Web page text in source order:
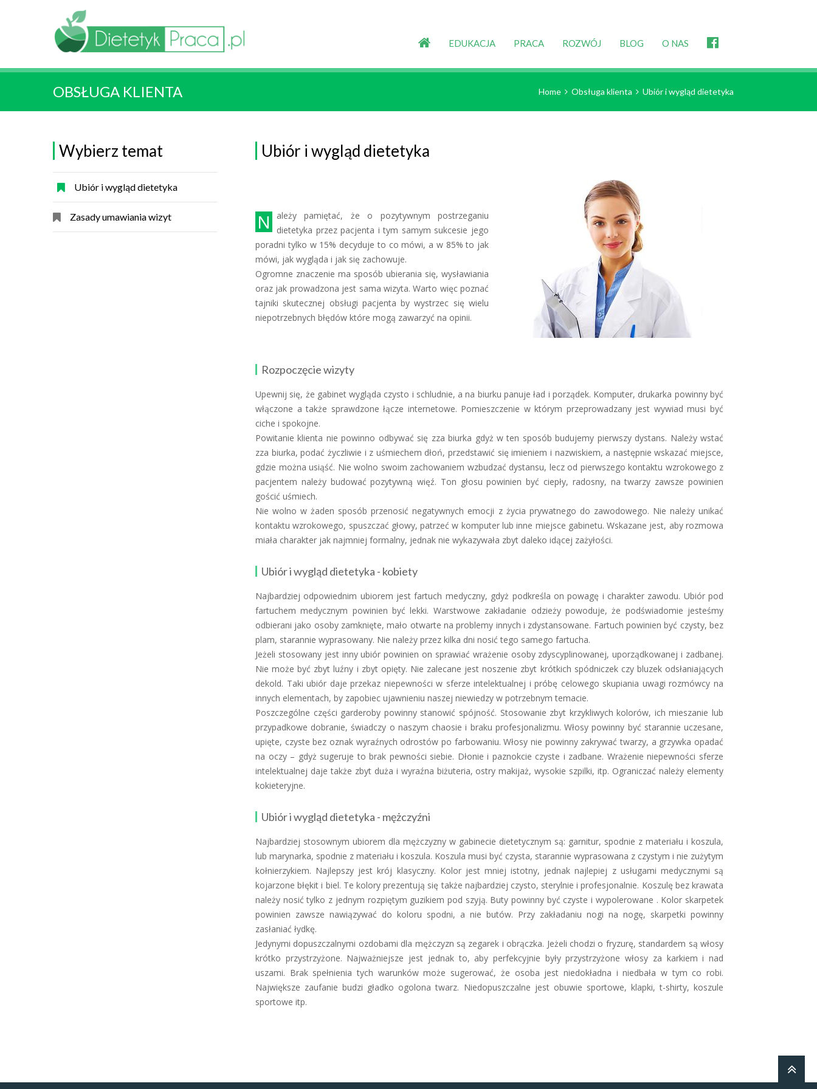
EDUKACJA PRACA ROZWÓJ BLOG O NAS
OBSŁUGA KLIENTA Home Obsługa klienta Ubiór i wygląd dietetyka
Wybierz temat
Ubiór i wygląd dietetyka
Zasady umawiania wizyt
Ubiór i wygląd dietetyka
Należy pamiętać, że o pozytywnym postrzeganiu
dietetyka przez pacjenta i tym samym sukcesie jego
poradni tylko w 15% decyduje to co mówi, a w 85% to jak
mówi, jak wygląda i jak się zachowuje.
Ogromne znaczenie ma sposób ubierania się, wysławiania
oraz jak prowadzona jest sama wizyta. Warto więc poznać
tajniki skutecznej obsługi pacjenta by wystrzec się wielu
niepotrzebnych błędów które mogą zawarzyć na opinii.
Rozpoczęcie wizyty
Upewnij się, że gabinet wygląda czysto i schludnie, a na biurku panuje ład i porządek. Komputer, drukarka powinny być
włączone a także sprawdzone łącze internetowe. Pomieszczenie w którym przeprowadzany jest wywiad musi być
ciche i spokojne.
Powitanie klienta nie powinno odbywać się zza biurka gdyż w ten sposób budujemy pierwszy dystans. Należy wstać
zza biurka, podać życzliwie i z uśmiechem dłoń, przedstawić się imieniem i nazwiskiem, a następnie wskazać miejsce,
gdzie można usiąść. Nie wolno swoim zachowaniem wzbudzać dystansu, lecz od pierwszego kontaktu wzrokowego z
pacjentem należy budować pozytywną więź. Ton głosu powinien być ciepły, radosny, na twarzy zawsze powinien
gościć uśmiech.
Nie wolno w żaden sposób przenosić negatywnych emocji z życia prywatnego do zawodowego. Nie należy unikać
kontaktu wzrokowego, spuszczać głowy, patrzeć w komputer lub inne miejsce gabinetu. Wskazane jest, aby rozmowa
miała charakter jak najmniej formalny, jednak nie wykazywała zbyt daleko idącej zażyłości.
Ubiór i wygląd dietetyka - kobiety
Najbardziej odpowiednim ubiorem jest fartuch medyczny, gdyż podkreśla on powagę i charakter zawodu. Ubiór pod
fartuchem medycznym powinien być lekki. Warstwowe zakładanie odzieży powoduje, że podświadomie jesteśmy
odbierani jako osoby zamknięte, mało otwarte na problemy innych i zdystansowane. Fartuch powinien być czysty, bez
plam, starannie wyprasowany. Nie należy przez kilka dni nosić tego samego fartucha.
Jeżeli stosowany jest inny ubiór powinien on sprawiać wrażenie osoby zdyscyplinowanej, uporządkowanej i zadbanej.
Nie może być zbyt luźny i zbyt opięty. Nie zalecane jest noszenie zbyt krótkich spódniczek czy bluzek odsłaniających
dekold. Taki ubiór daje przekaz niepewności w sferze intelektualnej i próbę celowego skupiania uwagi rozmówcy na
innych elementach, by zapobiec ujawnieniu naszej niewiedzy w potrzebnym temacie.
Poszczególne części garderoby powinny stanowić spójność. Stosowanie zbyt krzykliwych kolorów, ich mieszanie lub
przypadkowe dobranie, świadczy o naszym chaosie i braku profesjonalizmu. Włosy powinny być starannie uczesane,
upięte, czyste bez oznak wyraźnych odrostów po farbowaniu. Włosy nie powinny zakrywać twarzy, a grzywka opadać
na oczy – gdyż sugeruje to brak pewności siebie. Dłonie i paznokcie czyste i zadbane. Wrażenie niepewności sferze
intelektualnej daje także zbyt duża i wyraźna biżuteria, ostry makijaż, wysokie szpilki, itp. Ograniczać należy elementy
kokieteryjne.
Ubiór i wygląd dietetyka - mężczyźni
Najbardziej stosownym ubiorem dla mężczyzny w gabinecie dietetycznym są: garnitur, spodnie z materiału i koszula,
lub marynarka, spodnie z materiału i koszula. Koszula musi być czysta, starannie wyprasowana z czystym i nie zużytym
kołnierzykiem. Najlepszy jest krój klasyczny. Kolor jest mniej istotny, jednak najlepiej z usługami medycznymi są
kojarzone błękit i biel. Te kolory prezentują się także najbardziej czysto, sterylnie i profesjonalnie. Koszulę bez krawata
należy nosić tylko z jednym rozpiętym guzikiem pod szyją. Buty powinny być czyste i wypolerowane . Kolor skarpetek
powinien zawsze nawiązywać do koloru spodni, a nie butów. Przy zakładaniu nogi na nogę, skarpetki powinny
zasłaniać łydkę.
Jedynymi dopuszczalnymi ozdobami dla mężczyzn są zegarek i obrączka. Jeżeli chodzi o fryzurę, standardem są włosy
krótko przystrzyżone. Najważniejsze jest jednak to, aby perfekcyjnie były przystrzyżone włosy za karkiem i nad
uszami. Brak spełnienia tych warunków może sugerować, że osoba jest niedokładna i niedbała w tym co robi.
Największe zaufanie budzi gładko ogolona twarz. Niedopuszczalne jest obuwie sportowe, klapki, t-shirty, koszule
sportowe itp.